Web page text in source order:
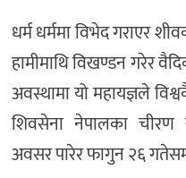
धर्म धर्ममा विभेद गराएर
हामीमाथि विखण्डन गरेर
अवस्थामा यो महायज्ञले
शिवसेना नेपालका चीरण
अवसर पारेर फागुन २६